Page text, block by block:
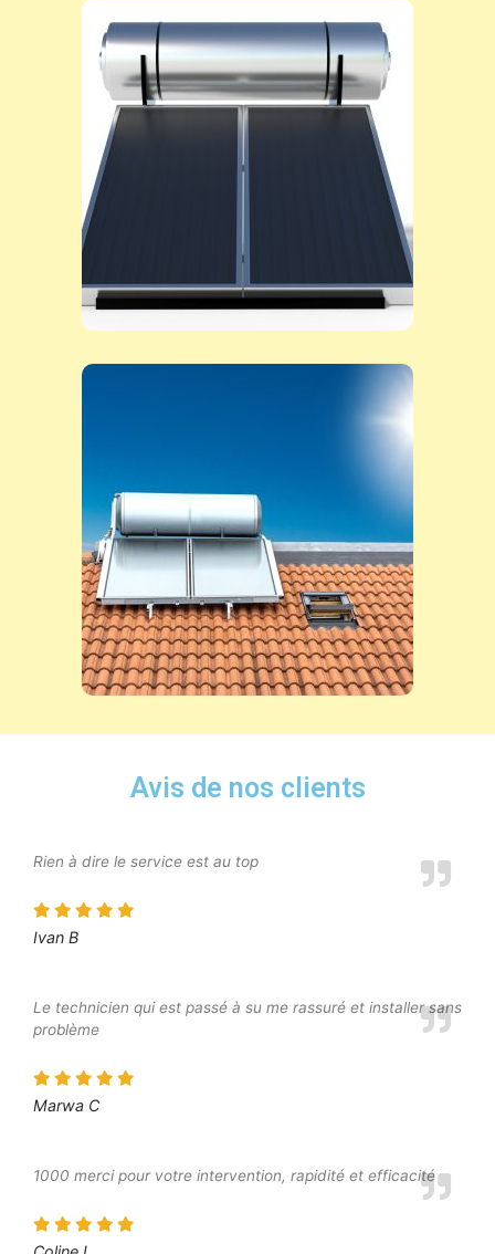
Avis de nos clients
Rien à dire le service est au top
Ivan B
Le technicien qui est passé à su me rassuré et installer sans
problème
Marwa C
1000 merci pour votre intervention, rapidité et efficacité